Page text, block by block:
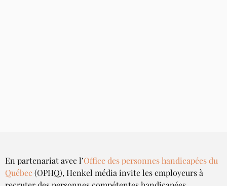
En partenariat avec l’Office des personnes handicapées du
Québec (OPHQ), Henkel média invite les employeurs à